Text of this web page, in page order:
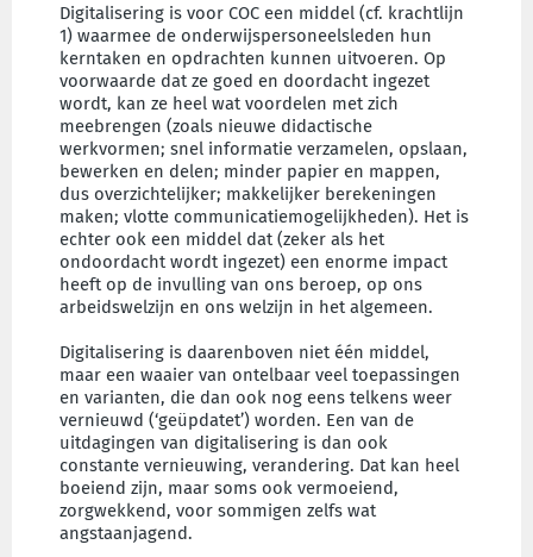
Digitalisering is voor COC een middel (cf. krachtlijn
1) waarmee de onderwijspersoneelsleden hun
kerntaken en opdrachten kunnen uitvoeren. Op
voorwaarde dat ze goed en doordacht ingezet
wordt, kan ze heel wat voordelen met zich
meebrengen (zoals nieuwe didactische
werkvormen; snel informatie verzamelen, opslaan,
bewerken en delen; minder papier en mappen,
dus overzichtelijker; makkelijker berekeningen
maken; vlotte communicatiemogelijkheden). Het is
echter ook een middel dat (zeker als het
ondoordacht wordt ingezet) een enorme impact
heeft op de invulling van ons beroep, op ons
arbeidswelzijn en ons welzijn in het algemeen.
Digitalisering is daarenboven niet één middel,
maar een waaier van ontelbaar veel toepassingen
en varianten, die dan ook nog eens telkens weer
vernieuwd (‘geüpdatet’) worden. Een van de
uitdagingen van digitalisering is dan ook
constante vernieuwing, verandering. Dat kan heel
boeiend zijn, maar soms ook vermoeiend,
zorgwekkend, voor sommigen zelfs wat
angstaanjagend.